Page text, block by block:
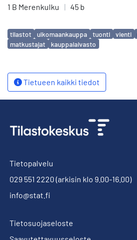
1 B Merenkulku | 45 b
Avainsanat
tilastot ulkomaankauppa tuonti vienti
matkustajat
kauppalaivasto
Tietueen kaikki tiedot
Tietopalvelu
029 551 2220 (arkisin klo 9.00-16.00)
info@stat.fi
Tietosuojaseloste